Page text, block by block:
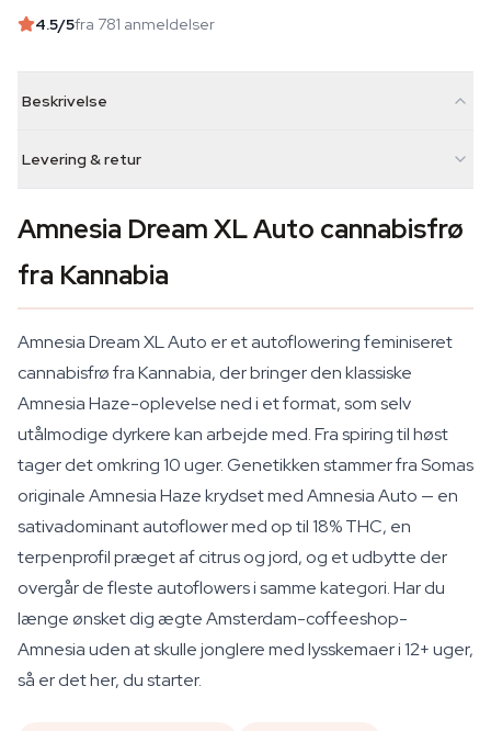
4.5/5fra 781 anmeldelser
Beskrivelse
Levering & retur
Amnesia Dream XL Auto cannabisfrø
fra Kannabia
Amnesia Dream XL Auto er et autoflowering feminiseret
cannabisfrø fra Kannabia, der bringer den klassiske
Amnesia Haze-oplevelse ned i et format, som selv
utålmodige dyrkere kan arbejde med. Fra spiring til høst
tager det omkring 10 uger. Genetikken stammer fra Somas
originale Amnesia Haze krydset med Amnesia Auto — en
sativadominant autoflower med op til 18% THC, en
terpenprofil præget af citrus og jord, og et udbytte der
overgår de fleste autoflowers i samme kategori. Har du
længe ønsket dig ægte Amsterdam-coffeeshop-
Amnesia uden at skulle jonglere med lysskemaer i 12+ uger,
så er det her, du starter.